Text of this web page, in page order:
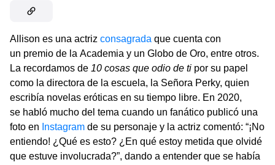
Allison es una actriz consagrada que cuenta con
un premio de la Academia y un Globo de Oro, entre otros.
La recordamos de 10 cosas que odio de ti por su papel
como la directora de la escuela, la Señora Perky, quien
escribía novelas eróticas en su tiempo libre. En 2020,
se habló mucho del tema cuando un fanático publicó una
foto en Instagram de su personaje y la actriz comentó: “¡No
entiendo! ¿Qué es esto? ¿En qué estoy metida que olvidé
que estuve involucrada?”, dando a entender que se había